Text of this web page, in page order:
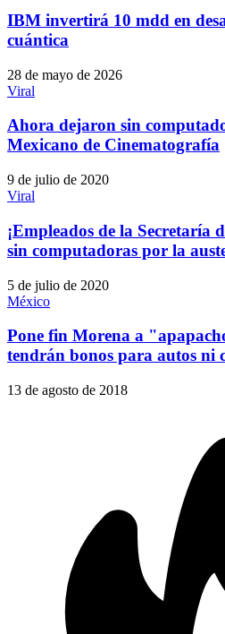
IBM invertirá 10 mdd en
cuántica
28 de mayo de 2026
Viral
Ahora dejaron sin
Mexicano de Cinematografía
9 de julio de 2020
Viral
¡Empleados de la Secretaría
sin computadoras por la
5 de julio de 2020
México
Pone fin Morena a
tendrán bonos para autos ni
13 de agosto de 2018